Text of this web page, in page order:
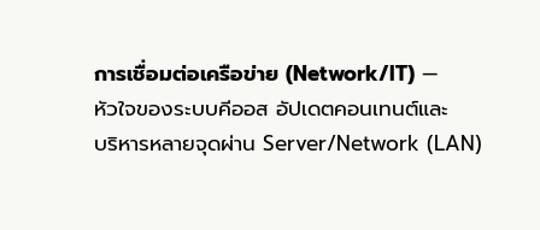
การเชื่อมต่อเครือข่าย (Network/IT) —
หัวใจของระบบคีออส อัปเดตคอนเทนต์และ
บริหารหลายจุดผ่าน Server/Network (LAN)